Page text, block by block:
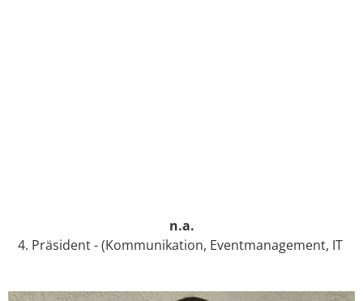
n.a.
4. Präsident - (Kommunikation, Eventmanagement, IT